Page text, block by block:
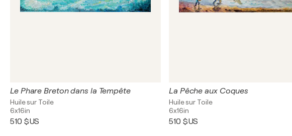
Le Phare Breton dans la Tempête
Huile sur Toile
6x16in
510 $US
La Pêche aux Coques
Huile sur Toile
6x16in
510 $US